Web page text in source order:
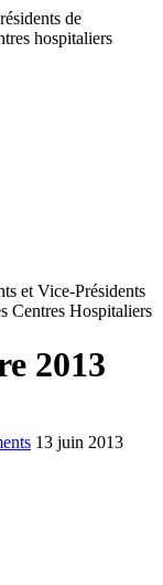
de
hospitaliers
et Vice-Présidents
Centres Hospitaliers
2013
13 juin 2013